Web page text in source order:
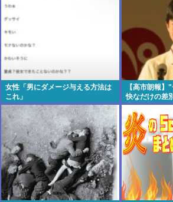
女性「男にダメージ与える方法は
これ」
【高市朗報
快なだけの差
廃れて誰も使